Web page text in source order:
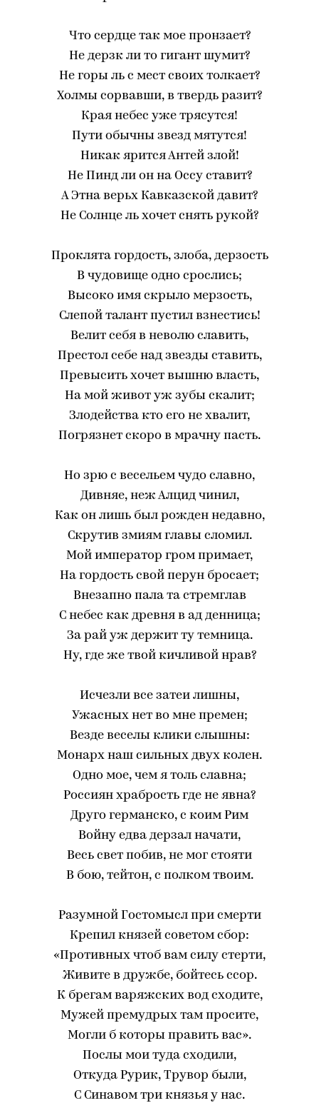
Что сердце так мое пронзает?
Не дерзк ли то гигант шумит?
Не горы ль с мест своих толкает?
Холмы сорвавши, в твердь разит?
Края небес уже трясутся!
Пути обычны звезд мятутся!
Никак ярится Антей злой!
Не Пинд ли он на Оссу ставит?
А Этна верьх Кавказской давит?
Не Солнце ль хочет снять рукой?
Проклята гордость, злоба, дерзость
В чудовище одно срослись;
Высоко имя скрыло мерзость,
Слепой талант пустил взнестись!
Велит себя в неволю славить,
Престол себе над звезды ставить,
Превысить хочет вышню власть,
На мой живот уж зубы скалит;
Злодейства кто его не хвалит,
Погрязнет скоро в мрачну пасть.
Но зрю с весельем чудо славно,
Дивняе, неж Алцид чинил,
Как он лишь был рожден недавно,
Скрутив змиям главы сломил.
Мой император гром примает,
На гордость свой перун бросает;
Внезапно пала та стремглав
С небес как древня в ад денница;
За рай уж держит ту темница.
Ну, где же твой кичливой нрав?
Исчезли все затеи лишны,
Ужасных нет во мне премен;
Везде веселы клики слышны:
Монарх наш сильных двух колен.
Одно мое, чем я толь славна;
Россиян храбрость где не явна?
Друго германско, с коим Рим
Войну едва дерзал начати,
Весь свет побив, не мог стояти
В бою, тейтон, с полком твоим.
Разумной Гостомысл при смерти
Крепил князей советом сбор:
«Противных чтоб вам силу стерти,
Живите в дружбе, бойтесь ссор.
К брегам варяжских вод сходите,
Мужей премудрых там просите,
Могли б которы править вас».
Послы мои туда сходили,
Откуда Рурик, Трувор были,
С Синавом три князья у нас.